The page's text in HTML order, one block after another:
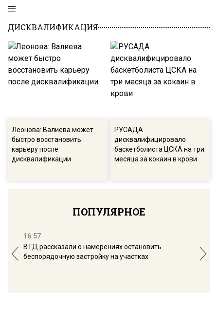
ДИСКВАЛИФИКАЦИЯ
Леонова: Валиева может
быстро восстановить
карьеру после
дисквалификации
РУСАДА
дисквалифицировало
баскетболиста ЦСКА на три
месяца за кокаин в крови
ПОПУЛЯРНОЕ
16:57
В ГД рассказали о намерениях остановить
беспорядочную застройку на участках